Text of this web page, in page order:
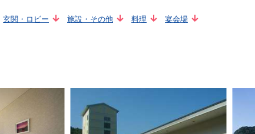
玄関・ロビー 施設・その他 料理 宴会場